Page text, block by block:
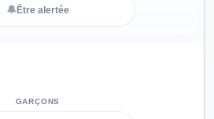
🔔 Être alertée